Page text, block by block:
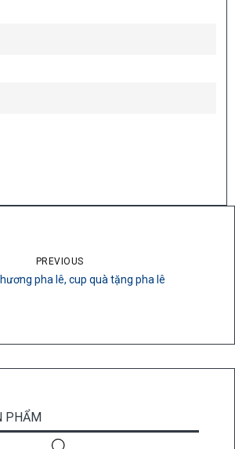
PREVIOUS
pha lê, cup quà tặng pha lê
PHẨM